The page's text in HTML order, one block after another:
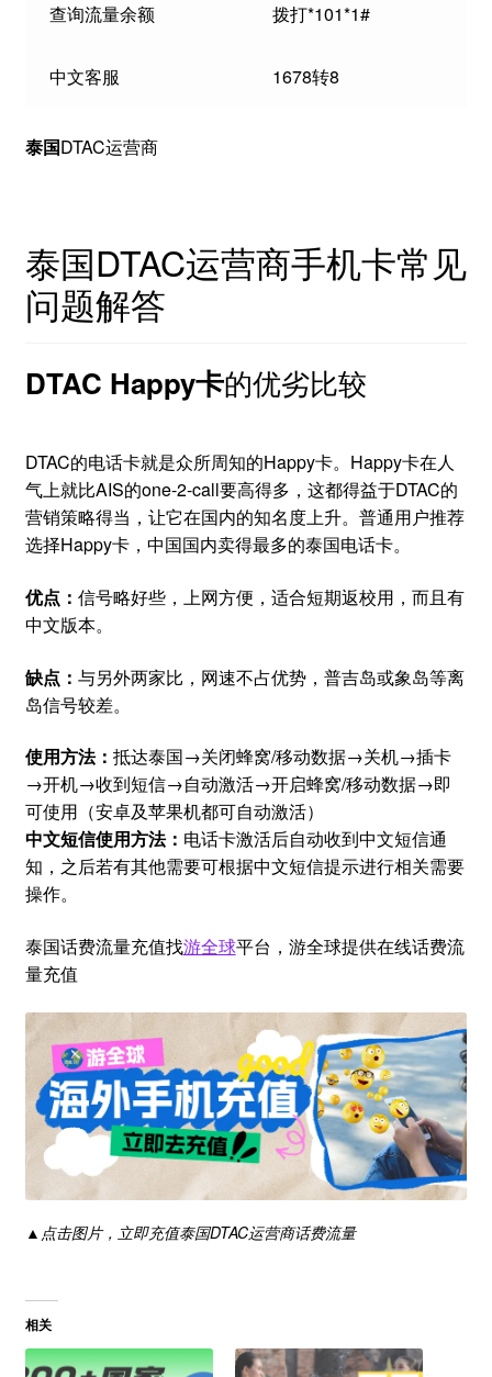
查询流量余额 拨打*101*1#
中文客服 1678转8
泰国DTAC运营商
泰国DTAC运营商手机卡常见
问题解答
DTAC Happy卡的优劣比较
DTAC的电话卡就是众所周知的Happy卡。Happy卡在人
气上就比AIS的one-2-call要高得多，这都得益于DTAC的
营销策略得当，让它在国内的知名度上升。普通用户推荐
选择Happy卡，中国国内卖得最多的泰国电话卡。
优点： 信号略好些，上网方便，适合短期返校用，而且有
中文版本。
缺点： 与另外两家比，网速不占优势，普吉岛或象岛等离
岛信号较差。
使用方法： 抵达泰国→关闭蜂窝/移动数据→关机→插卡
→开机→收到短信→自动激活→开启蜂窝/移动数据→即
可使用（安卓及苹果机都可自动激活）
中文短信使用方法： 电话卡激活后自动收到中文短信通
知，之后若有其他需要可根据中文短信提示进行相关需要
操作。
泰国话费流量充值找游全球平台，游全球提供在线话费流
量充值
▲点击图片，立即充值泰国DTAC运营商话费流量
相关